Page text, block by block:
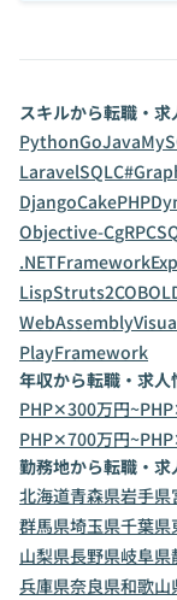
スキルから転職・求
PythonGoJava
LaravelSQLC#
DjangoCakePHP
Objective-CgRPC
.NETFramework
LispStruts2COBOL
WebAssembly
PlayFramework
年収から転職・求人
PHP✕300万円~
PHP✕700万円~
勤務地から転職・求
北海道青森県岩手県
群馬県埼玉県千葉県
山梨県長野県岐阜県
兵庫県奈良県和歌山